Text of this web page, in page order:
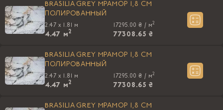
BRASILIA GREY МРАМОР 1,8 CM
ПОЛИРОВАННЫЙ
2.47 x 1.81 м
4.47 м2
17295.00 ₴ / м2
77308.65 ₴
BRASILIA GREY МРАМОР 1,8 CM
ПОЛИРОВАННЫЙ
2.47 x 1.81 м
4.47 м2
17295.00 ₴ / м2
77308.65 ₴
BRASILIA GREY МРАМОР 1,8 CM